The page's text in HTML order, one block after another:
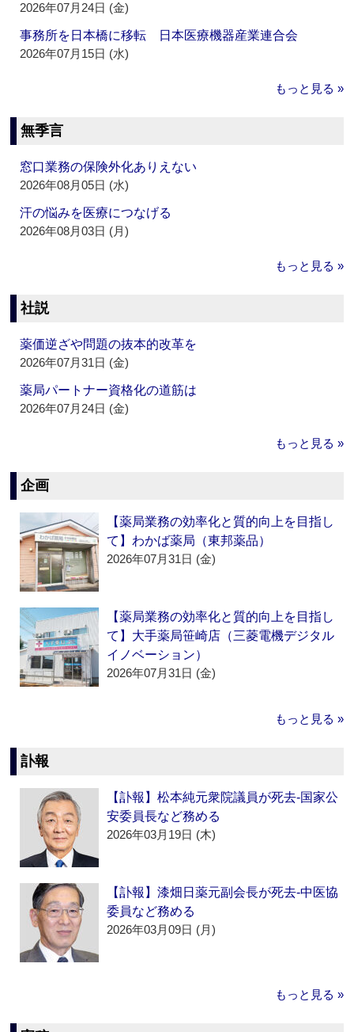
2026年07月24日 (金)
事務所を日本橋に移転 日本医療機器産業連合会
2026年07月15日 (水)
もっと見る »
無季言
窓口業務の保険外化ありえない
2026年08月05日 (水)
汗の悩みを医療につなげる
2026年08月03日 (月)
もっと見る »
社説
薬価逆ざや問題の抜本的改革を
2026年07月31日 (金)
薬局パートナー資格化の道筋は
2026年07月24日 (金)
もっと見る »
企画
【薬局業務の効率化と質的向上を目指し
て】わかば薬局（東邦薬品）
2026年07月31日 (金)
【薬局業務の効率化と質的向上を目指し
て】大手薬局笹崎店（三菱電機デジタル
イノベーション）
2026年07月31日 (金)
もっと見る »
訃報
【訃報】松本純元衆院議員が死去‐国家公
安委員長など務める
2026年03月19日 (木)
【訃報】漆畑日薬元副会長が死去‐中医協
委員など務める
2026年03月09日 (月)
もっと見る »